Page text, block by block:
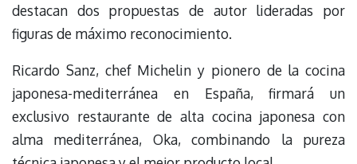
destacan dos propuestas de autor lideradas por
figuras de máximo reconocimiento.
Ricardo Sanz, chef Michelin y pionero de la cocina
japonesa-mediterránea en España, firmará un
exclusivo restaurante de alta cocina japonesa con
alma mediterránea, Oka, combinando la pureza